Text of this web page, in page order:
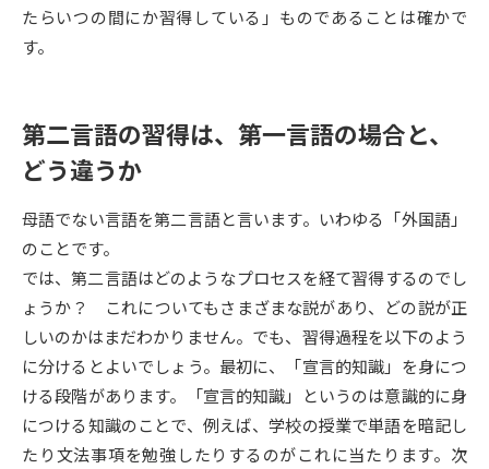
大学研究 大学検索
新増設大学・学部・学科特集
国際・グローバルに強い大学特
データサイエンス特集 奨学金・特待生制度特集
デジタルパンフレット 進路の３択
新学年スタート号特集ページ
（高3生用）
新学年スタート号特集ページ
（高2生用）
SELFBRAND特集ページ
オープンキャンパスなどを調べる
たらいつの間にか習得している」ものであることは確かで
す。
第二言語の習得は、第一言語の場合と、
どう違うか
母語でない言語を第二言語と言います。いわゆる「外国語」
のことです。
では、第二言語はどのようなプロセスを経て習得するのでし
ょうか？ これについてもさまざまな説があり、どの説が正
しいのかはまだわかりません。でも、習得過程を以下のよう
に分けるとよいでしょう。最初に、「宣言的知識」を身につ
ける段階があります。「宣言的知識」というのは意識的に身
につける知識のことで、例えば、学校の授業で単語を暗記し
たり文法事項を勉強したりするのがこれに当たります。次